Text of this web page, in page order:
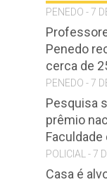
PENEDO - 7
Penedo
cerca de
PENEDO - 7
Pesquisa
prêmio
POLICIAL - 7
Casa é